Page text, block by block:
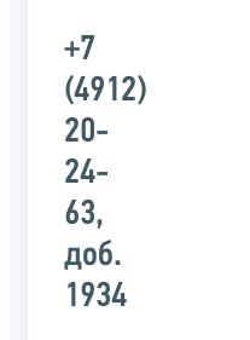
+7
(4912)
20-
24-
63,
доб.
1934